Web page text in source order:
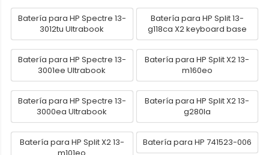
Batería para HP Spectre 13-
3012tu Ultrabook
Batería para HP Split 13-
g118ca X2 keyboard base
Batería para HP Spectre 13-
3001ee Ultrabook
Batería para HP Split X2 13-
m160eo
Batería para HP Spectre 13-
3000ea Ultrabook
Batería para HP Split X2 13-
g280la
Batería para HP Split X2 13-
Batería para HP 741523-006